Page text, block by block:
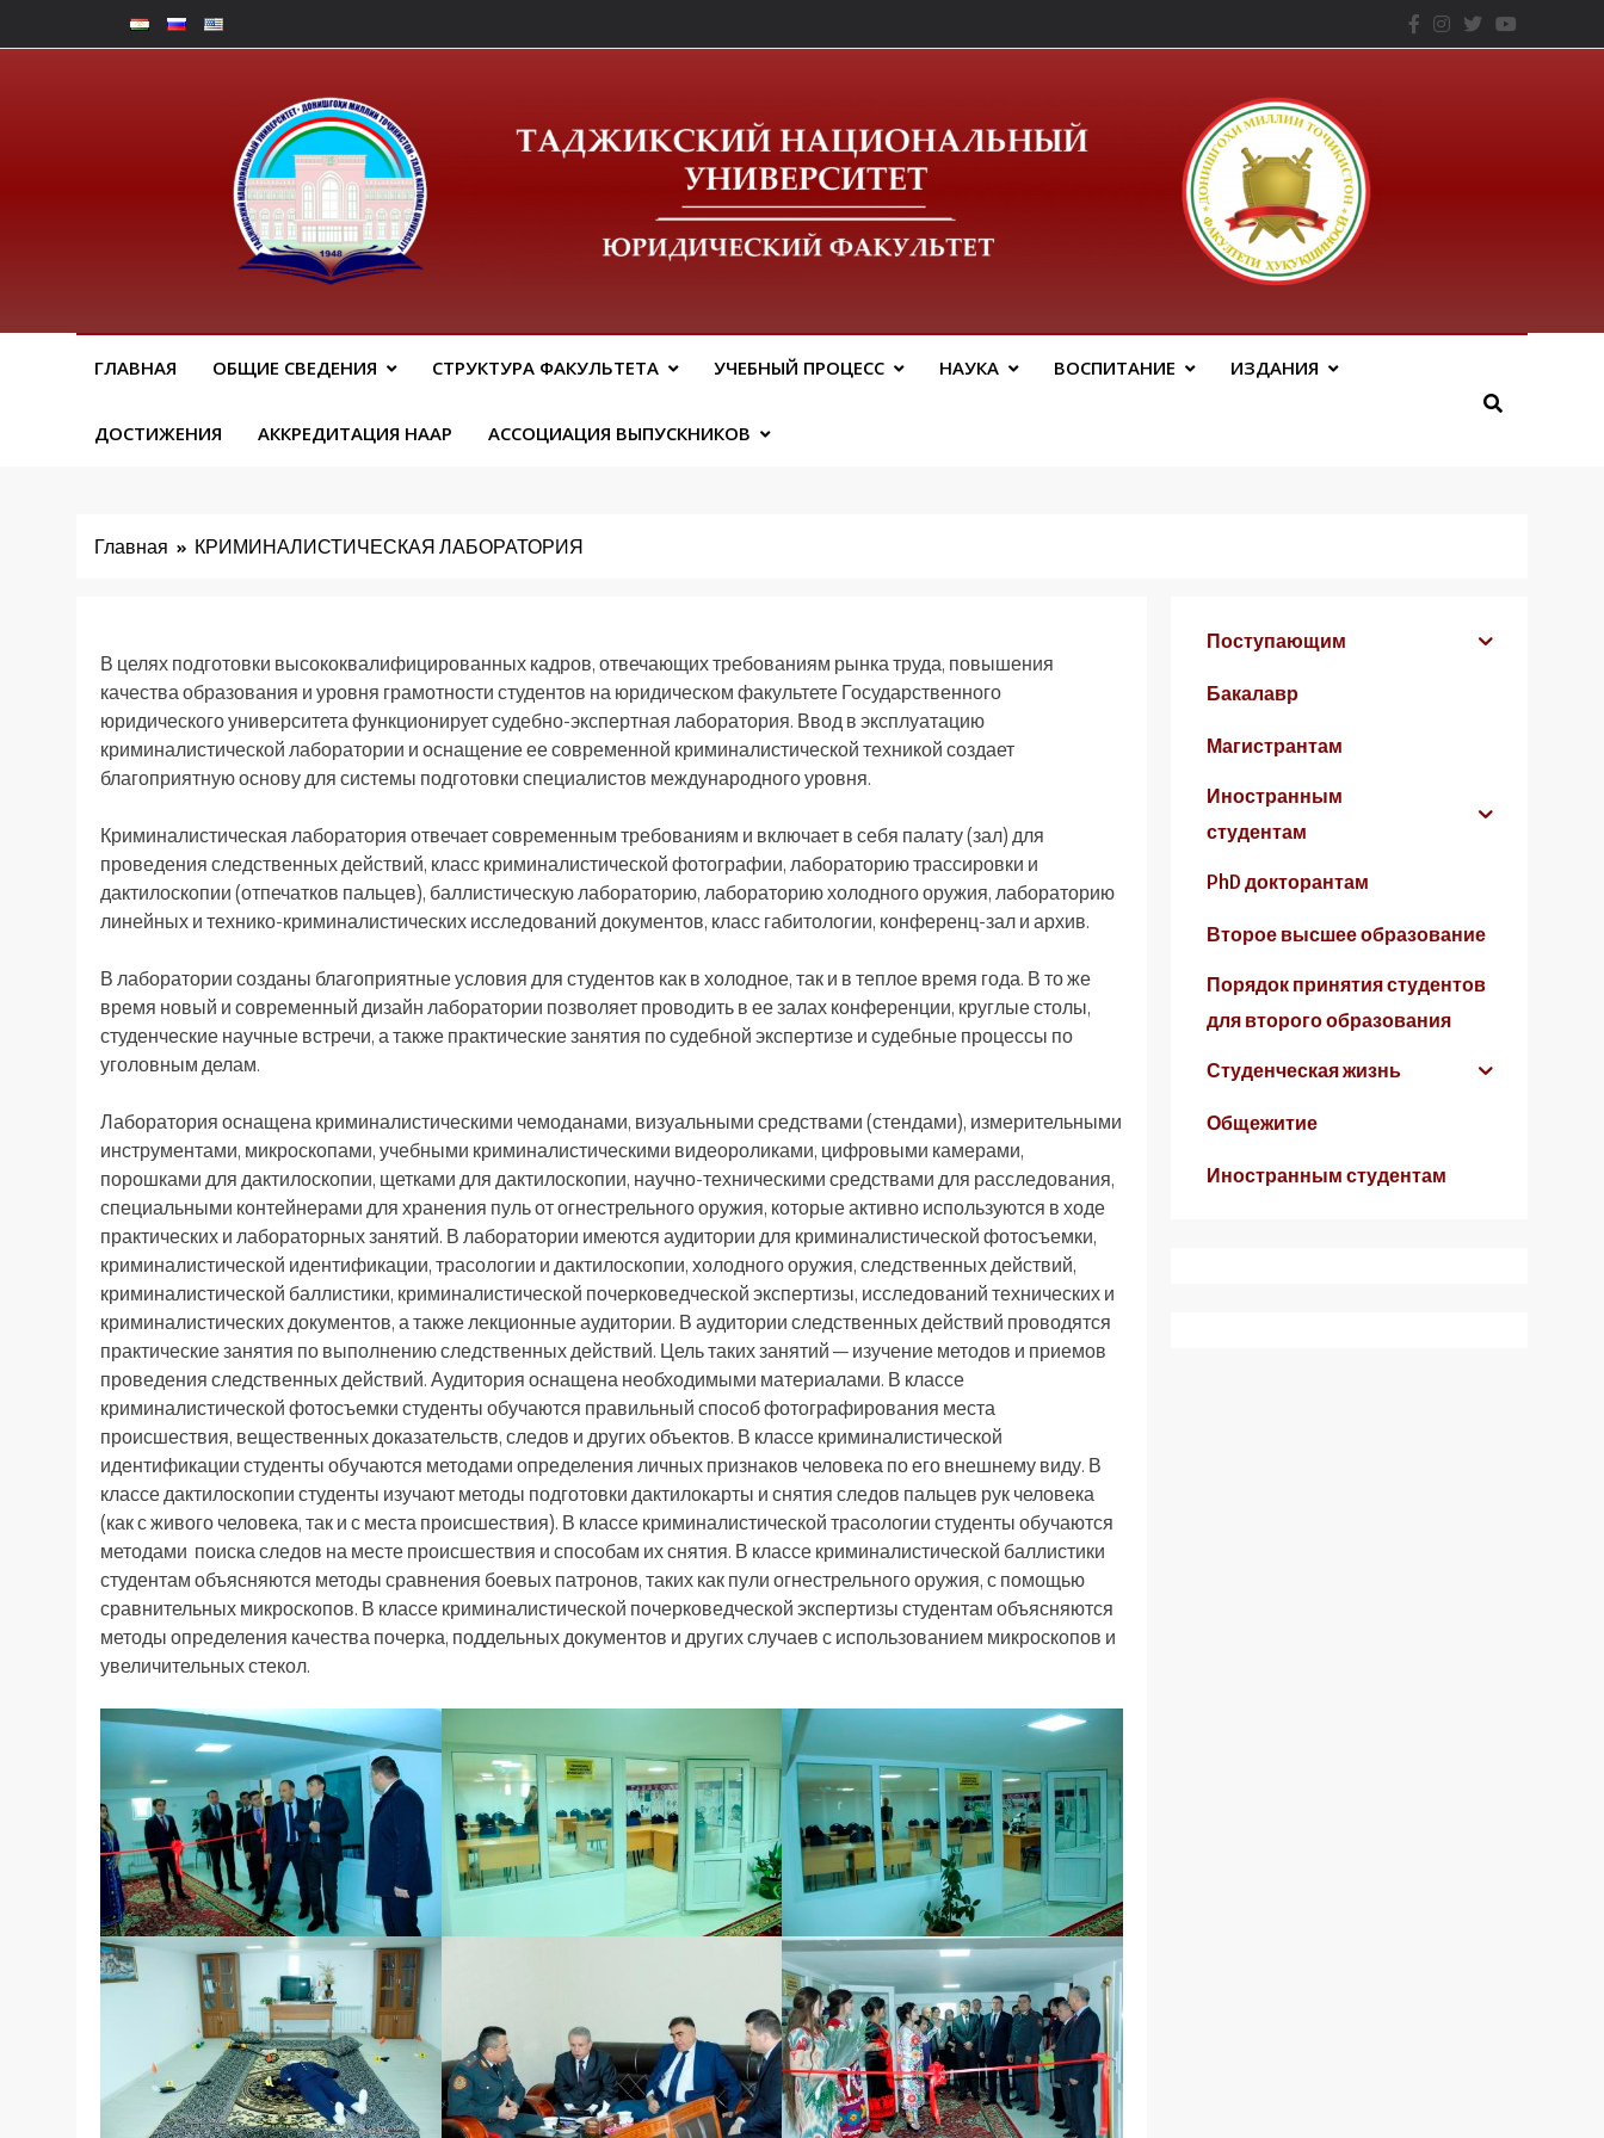
к
Юридический Факальтет – ТНУ
ГЛАВНАЯ ОБЩИЕ СВЕДЕНИЯ СТРУКТУРА ФАКУЛЬТЕТА УЧЕБНЫЙ ПРОЦЕСС НАУКА ВОСПИТАНИЕ ИЗДАНИЯ
ДОСТИЖЕНИЯ АККРЕДИТАЦИЯ НААР АССОЦИАЦИЯ ВЫПУСКНИКОВ
Главная КРИМИНАЛИСТИЧЕСКАЯ ЛАБОРАТОРИЯ
В целях подготовки высококвалифицированных кадров, отвечающих требованиям рынка труда, повышения
качества образования и уровня грамотности студентов на юридическом факультете Государственного
юридического университета функционирует судебно-экспертная лаборатория. Ввод в эксплуатацию
криминалистической лаборатории и оснащение ее современной криминалистической техникой создает
благоприятную основу для системы подготовки специалистов международного уровня.
Криминалистическая лаборатория отвечает современным требованиям и включает в себя палату (зал) для
проведения следственных действий, класс криминалистической фотографии, лабораторию трассировки и
дактилоскопии (отпечатков пальцев), баллистическую лабораторию, лабораторию холодного оружия, лабораторию
линейных и технико-криминалистических исследований документов, класс габитологии, конференц-зал и архив.
В лаборатории созданы благоприятные условия для студентов как в холодное, так и в теплое время года. В то же
время новый и современный дизайн лаборатории позволяет проводить в ее залах конференции, круглые столы,
студенческие научные встречи, а также практические занятия по судебной экспертизе и судебные процессы по
уголовным делам.
Лаборатория оснащена криминалистическими чемоданами, визуальными средствами (стендами), измерительными
инструментами, микроскопами, учебными криминалистическими видеороликами, цифровыми камерами,
порошками для дактилоскопии, щетками для дактилоскопии, научно-техническими средствами для расследования,
специальными контейнерами для хранения пуль от огнестрельного оружия, которые активно используются в ходе
практических и лабораторных занятий. В лаборатории имеются аудитории для криминалистической фотосъемки,
криминалистической идентификации, трасологии и дактилоскопии, холодного оружия, следственных действий,
криминалистической баллистики, криминалистической почерковедческой экспертизы, исследований технических и
криминалистических документов, а также лекционные аудитории. В аудитории следственных действий проводятся
практические занятия по выполнению следственных действий. Цель таких занятий — изучение методов и приемов
проведения следственных действий. Аудитория оснащена необходимыми материалами. В классе
криминалистической фотосъемки студенты обучаются правильный способ фотографирования места
происшествия, вещественных доказательств, следов и других объектов. В классе криминалистической
идентификации студенты обучаются методами определения личных признаков человека по его внешнему виду. В
классе дактилоскопии студенты изучают методы подготовки дактилокарты и снятия следов пальцев рук человека
(как с живого человека, так и с места происшествия). В классе криминалистической трасологии студенты обучаются
методами поиска следов на месте происшествия и способам их снятия. В классе криминалистической баллистики
студентам объясняются методы сравнения боевых патронов, таких как пули огнестрельного оружия, с помощью
сравнительных микроскопов. В классе криминалистической почерковедческой экспертизы студентам объясняются
методы определения качества почерка, поддельных документов и других случаев с использованием микроскопов и
увеличительных стекол.
Поступающим
Бакалавр
Магистрантам
Иностранным
студентам
PhD докторантам
Второе высшее образование
Порядок принятия студентов
для второго образования
Студенческая жизнь
Общежитие
Иностранным студентам